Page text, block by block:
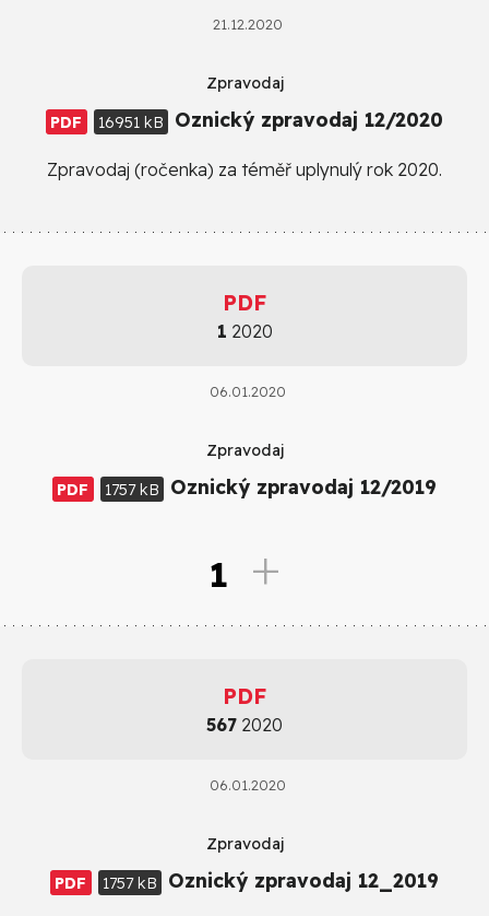
21.12.2020
Zpravodaj
PDF
16951 kB Oznický zpravodaj 12/2020
Zpravodaj (ročenka) za téměř uplynulý rok 2020.
PDF
1 2020
06.01.2020
Zpravodaj
PDF
1757 kB Oznický zpravodaj 12/2019
1
PDF
567 2020
06.01.2020
Zpravodaj
PDF
1757 kB Oznický zpravodaj 12_2019